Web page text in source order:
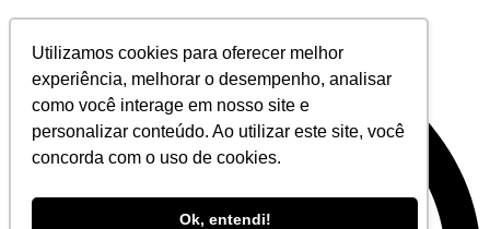
Utilizamos cookies para oferecer melhor
experiência, melhorar o desempenho, analisar
como você interage em nosso site e
personalizar conteúdo. Ao utilizar este site, você
concorda com o uso de cookies.
Ok, entendi!
Ir
para
conteúdo